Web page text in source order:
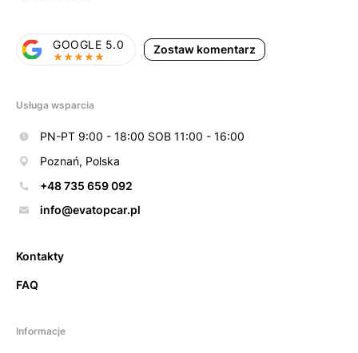
Zostaw komentarz
GOOGLE 5.0
Usługa wsparcia
PN-PT 9:00 - 18:00 SOB 11:00 - 16:00
Poznań, Polska
+48 735 659 092
info@evatopcar.pl
Kontakty
FAQ
Informacje